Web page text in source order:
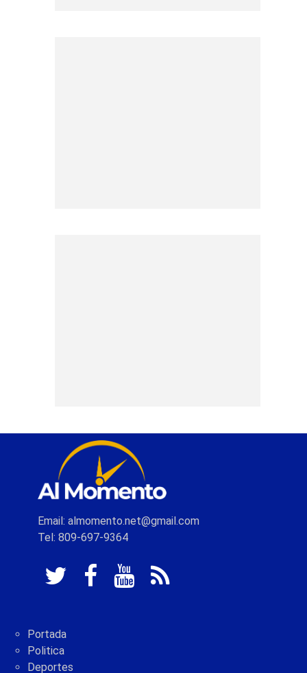
Email: almomento.net@gmail.com
Tel: 809-697-9364
Portada
Politica
Deportes